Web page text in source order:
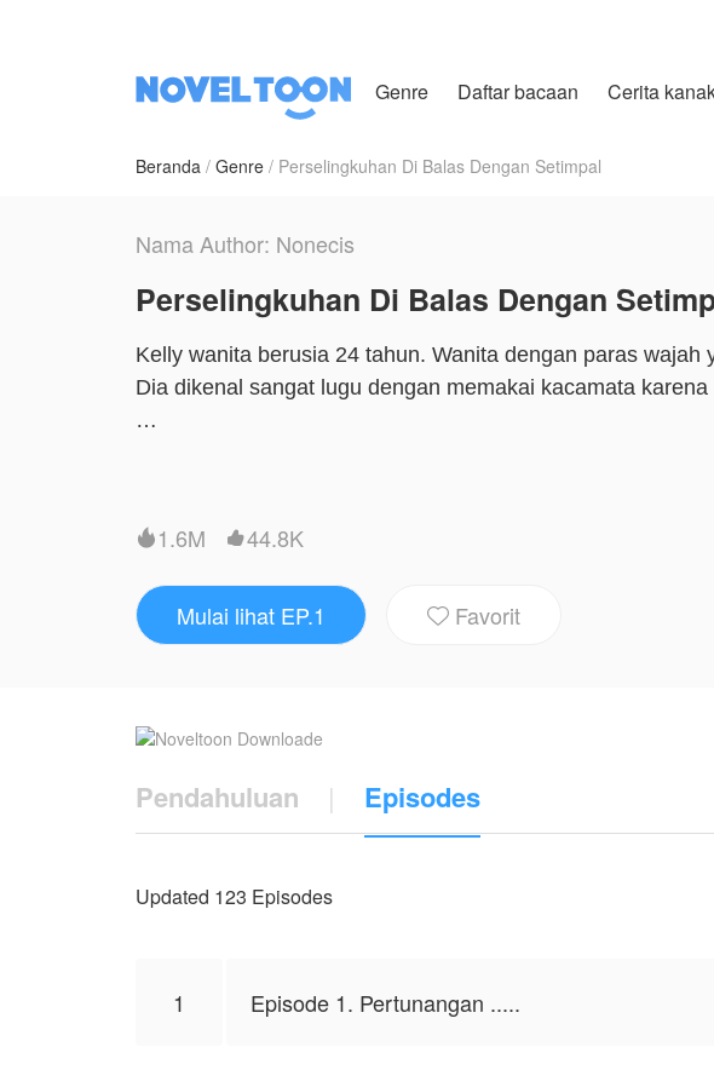
Genre Daftar bacaan Cerita
Beranda Genre Perselingkuhan Di Balas Dengan Setimpal
Nama Author: Nonecis
Perselingkuhan Di Balas Dengan
Kelly wanita berusia 24 tahun. Wanita dengan paras
Dia dikenal sangat lugu dengan memakai kacamata
Keluguannya benar-benar sangat dimanfaatkan dan
dan terpaksa bertunangan dengan Kelly hanya karena
Sampai seketika Kelly menyadari semua itu, dia mulai
dalam ketidakadilan.
Farand pria yang disukai sang kakak bersedia membantu
Lalu bagaimana kedekatan Kelly dan Farand dalam balas
 1.6M 44.8K
Mulai lihat EP.1  Favorit
Pendahuluan | Episodes
Updated 123 Episodes
1 Episode 1. Pertunangan .....